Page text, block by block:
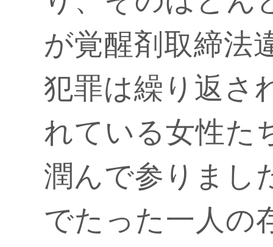
が覚醒剤取締法
犯罪は繰り返さ
れている女性た
潤んで参りまし
でたった一人の